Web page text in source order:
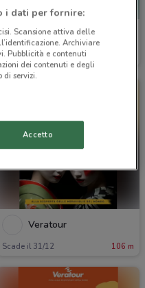
Eden Viaggi
Scade il 31/10
Veratour
Scade il 31/12 106 m
i dati per fornire:
Scansione attiva delle
Archiviare
Pubblicità e contenuti
dei contenuti e degli
di servizi.
Accetto